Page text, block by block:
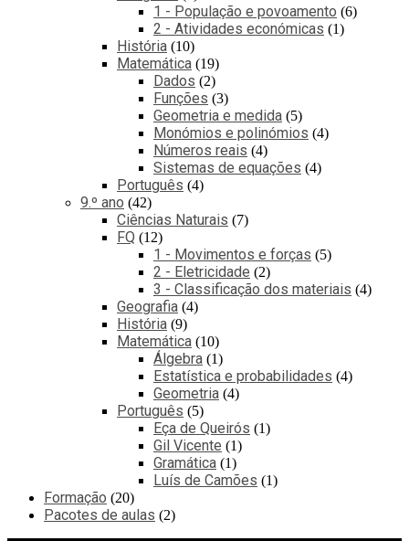
1 - População e povoamento 6
2 - Atividades económicas 1
História 10
Matemática 19
Dados 2
Funções 3
Geometria e medida 5
Monómios e polinómios 4
Números reais 4
Sistemas de equações 4
Português 4
9.º ano 42
Ciências Naturais 7
FQ 12
1 - Movimentos e forças 5
2 - Eletricidade 2
3 - Classificação dos materiais 4
Geografia 4
História 9
Matemática 10
Álgebra 1
Estatística e probabilidades 4
Geometria 4
Português 5
Eça de Queirós 1
Gil Vicente 1
Gramática 1
Luís de Camões 1
Formação 20
Pacotes de aulas 2